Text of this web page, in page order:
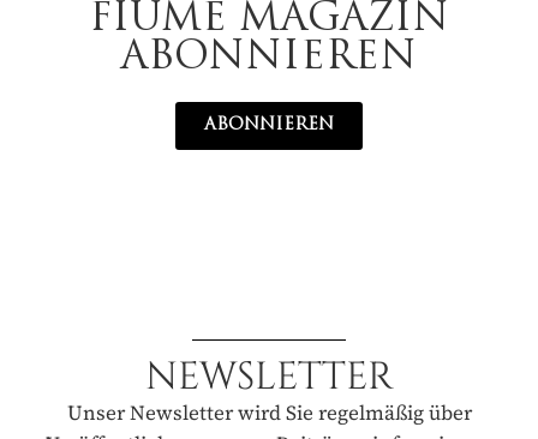
FIUME MAGAZIN
ABONNIEREN
ABONNIEREN
NEWSLETTER
Unser Newsletter wird Sie regelmäßig über